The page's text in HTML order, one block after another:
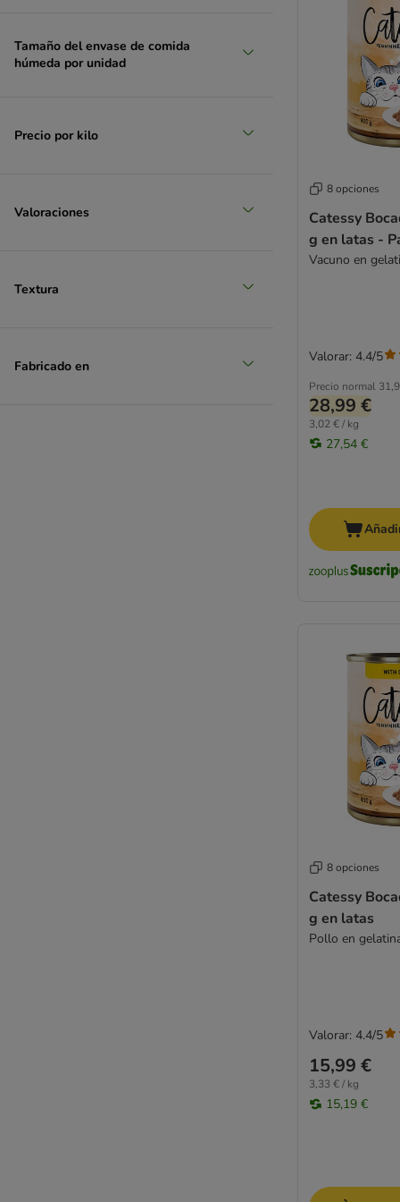
Hill's Prescription Diet
Hill's Science Plan
Josera
Kitty Kat
Lucky Lou
MERA
Tamaño del envase de comida
húmeda por unidad
Precio por kilo
Valoraciones
Textura
Fabricado en
8 opciones
Catessy
g en latas -
Vacuno en
Precio normal
28,99 €
3,02 € / kg
27,54 €
Valorar: 4.4/5
8 opciones
Catessy
g en latas
Pollo en
15,99 €
3,33 € / kg
15,19 €
Valorar: 4.4/5